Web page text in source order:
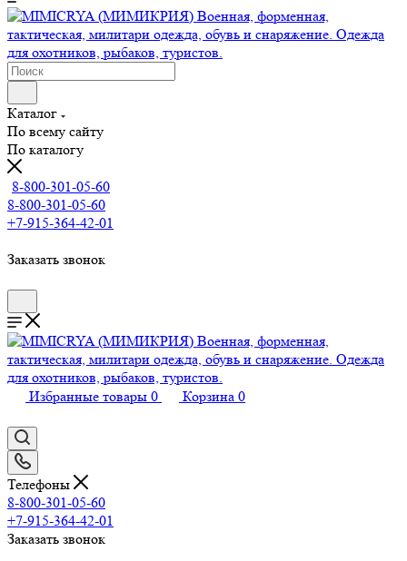
Каталог
По всему сайту
По каталогу
8-800-301-05-60
8-800-301-05-60
+7-915-364-42-01
Заказать звонок
Избранные товары 0 Корзина 0
Телефоны
8-800-301-05-60
+7-915-364-42-01
Заказать звонок